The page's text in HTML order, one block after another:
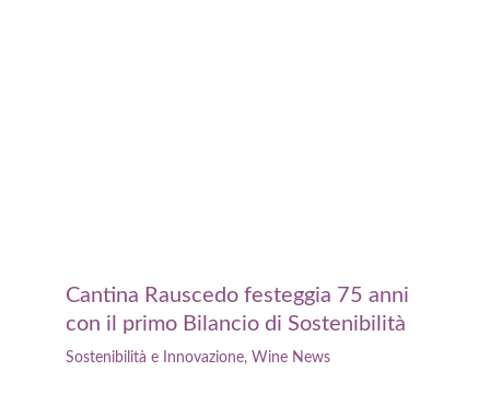
Cantina Rauscedo festeggia 75 anni
con il primo Bilancio di Sostenibilità
Sostenibilità e Innovazione, Wine News